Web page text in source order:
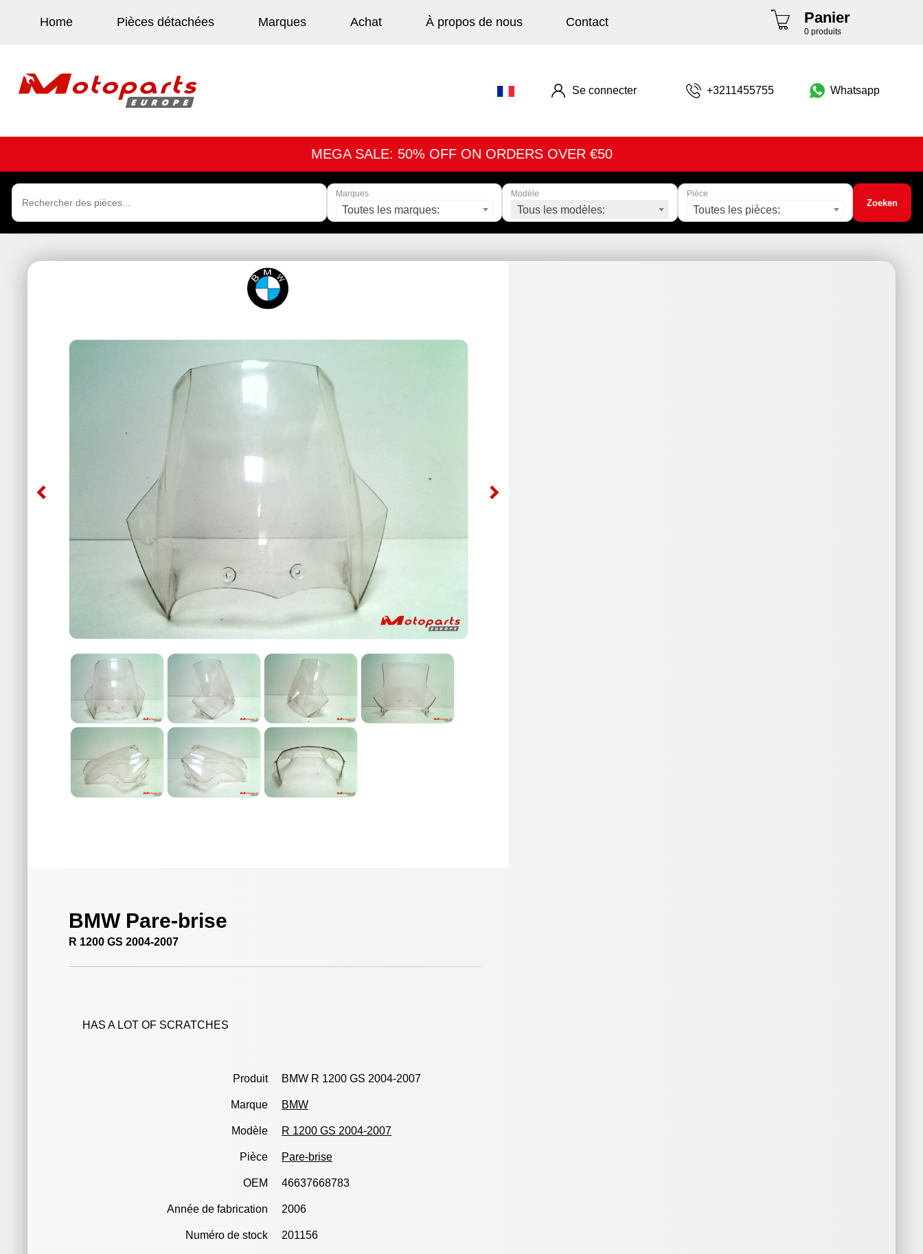
Panier
0 produits
Home Pièces détachées Marques Achat À propos de nous Contact
Whatsapp
+3211455755
Se connecter
MEGA SALE: 50% OFF ON ORDERS OVER €50
Marques
Toutes les marques:
Modèle
Tous les modèles:
Pièce
Toutes les pièces:
Zoeken
BMW Pare-brise
R 1200 GS 2004-2007
HAS A LOT OF SCRATCHES
Produit BMW R 1200 GS 2004-2007
Marque BMW
Modèle R 1200 GS 2004-2007
Pièce Pare-brise
OEM 46637668783
Année de fabrication 2006
Numéro de stock 201156